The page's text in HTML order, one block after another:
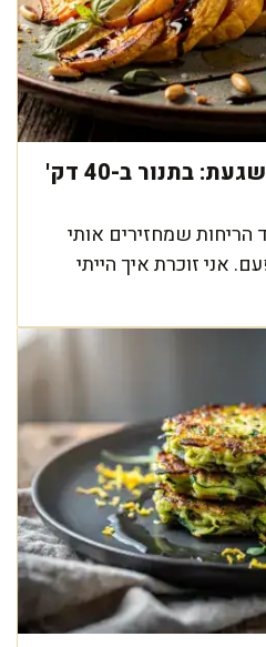
דלורית אנטיפסטי משגעת: בתנור ב-40 דק'
הריחות שמחזירים אותי
אני זוכרת איך הייתי